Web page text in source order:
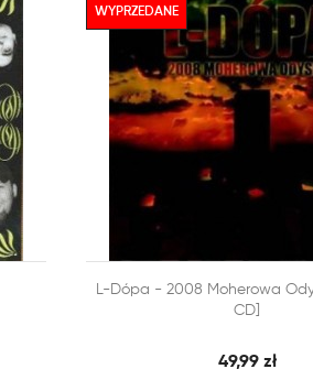
DODAJ DO KOSZYKA 
L-Dópa - 2008 Moherowa
CD]
49,99 zł
WYPRZEDANE